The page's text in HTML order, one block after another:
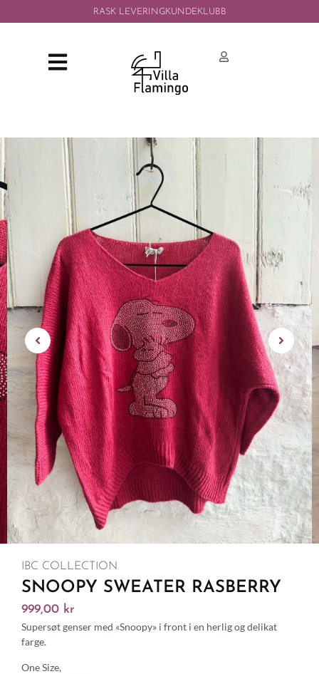
RASK LEVERINGKUNDEKLUBB
IBC COLLECTION
SNOOPY SWEATER RASBERRY
999,00 kr
Supersøt genser med «Snoopy» i front i en herlig og delikat
farge.
One Size,